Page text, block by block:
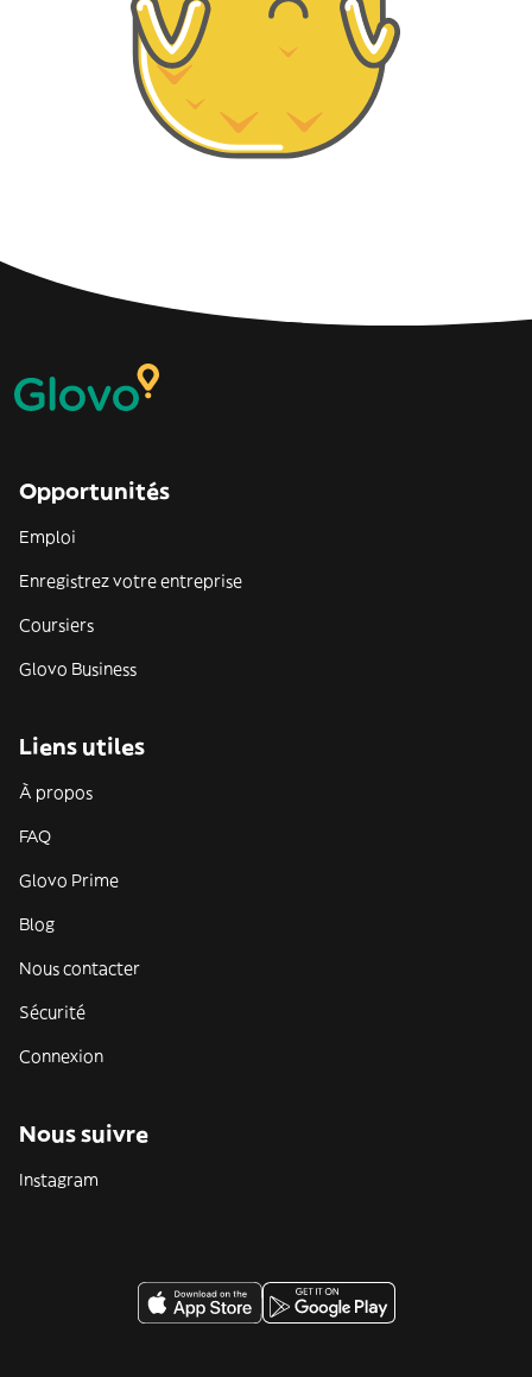
Opportunités
Emploi
Enregistrez votre entreprise
Coursiers
Glovo Business
Liens utiles
À propos
FAQ
Glovo Prime
Blog
Nous contacter
Sécurité
Connexion
Nous suivre
Instagram